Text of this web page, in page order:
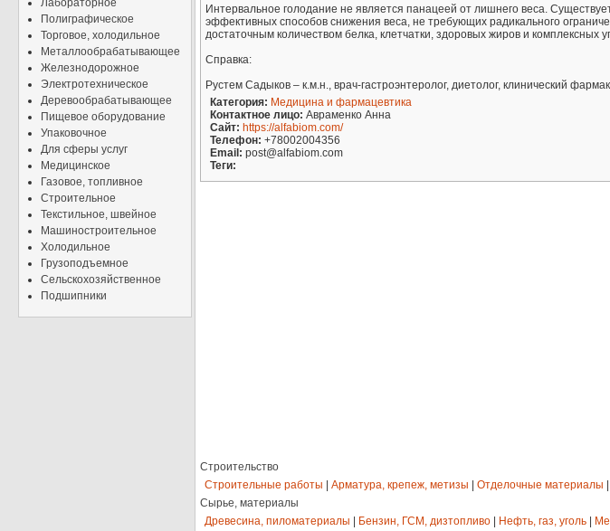
Лабораторное
Полиграфическое
Торговое, холодильное
Металлообрабатывающее
Железнодорожное
Электротехническое
Деревообрабатывающее
Пищевое оборудование
Упаковочное
Для сферы услуг
Медицинское
Газовое, топливное
Строительное
Текстильное, швейное
Машиностроительное
Холодильное
Грузоподъемное
Сельскохозяйственное
Подшипники
Интервальное голодание не является панацеей от лишнего веса.
эффективных способов снижения веса, не требующих радикального
достаточным количеством белка, клетчатки, здоровых жиров и комплексных
Справка:
Рустем Садыков – к.м.н., врач-гастроэнтеролог, диетолог, клинический
Категория: Медицина и фармацевтика
Контактное лицо: Авраменко Анна
Сайт: https://alfabiom.com/
Телефон: +78002004356
Email: post@alfabiom.com
Теги:
Строительство
Строительные работы
Арматура, крепеж, метизы Отделочные материалы
Сырье, материалы
Древесина, пиломатериалы
Бензин, ГСМ, дизтопливо Нефть, газ, уголь